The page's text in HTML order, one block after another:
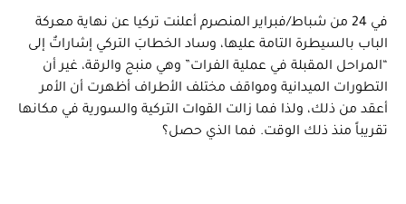
في 24 من شباط/فبراير المنصرم أعلنت تركيا عن نهاية معركة
الباب بالسيطرة التامة عليها، وساد الخطابَ التركي إشاراتٌ إلى
“المراحل المقبلة في عملية الفرات” وهي منبج والرقة، غير أن
التطورات الميدانية ومواقف مختلف الأطراف أظهرت أن الأمر
أعقد من ذلك، ولذا فما زالت القوات التركية والسورية في مكانها
تقريباً منذ ذلك الوقت. فما الذي حصل؟